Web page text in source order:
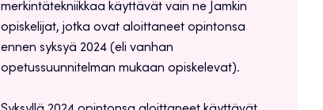
merkintätekniikkaa käyttävät vain ne Jamkin
opiskelijat, jotka ovat aloittaneet opintonsa
ennen syksyä 2024 (eli vanhan
opetussuunnitelman mukaan opiskelevat).